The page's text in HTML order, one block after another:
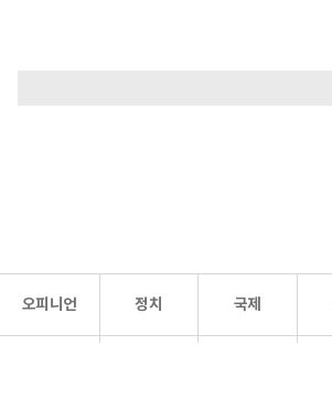
오피니언 정치 국제